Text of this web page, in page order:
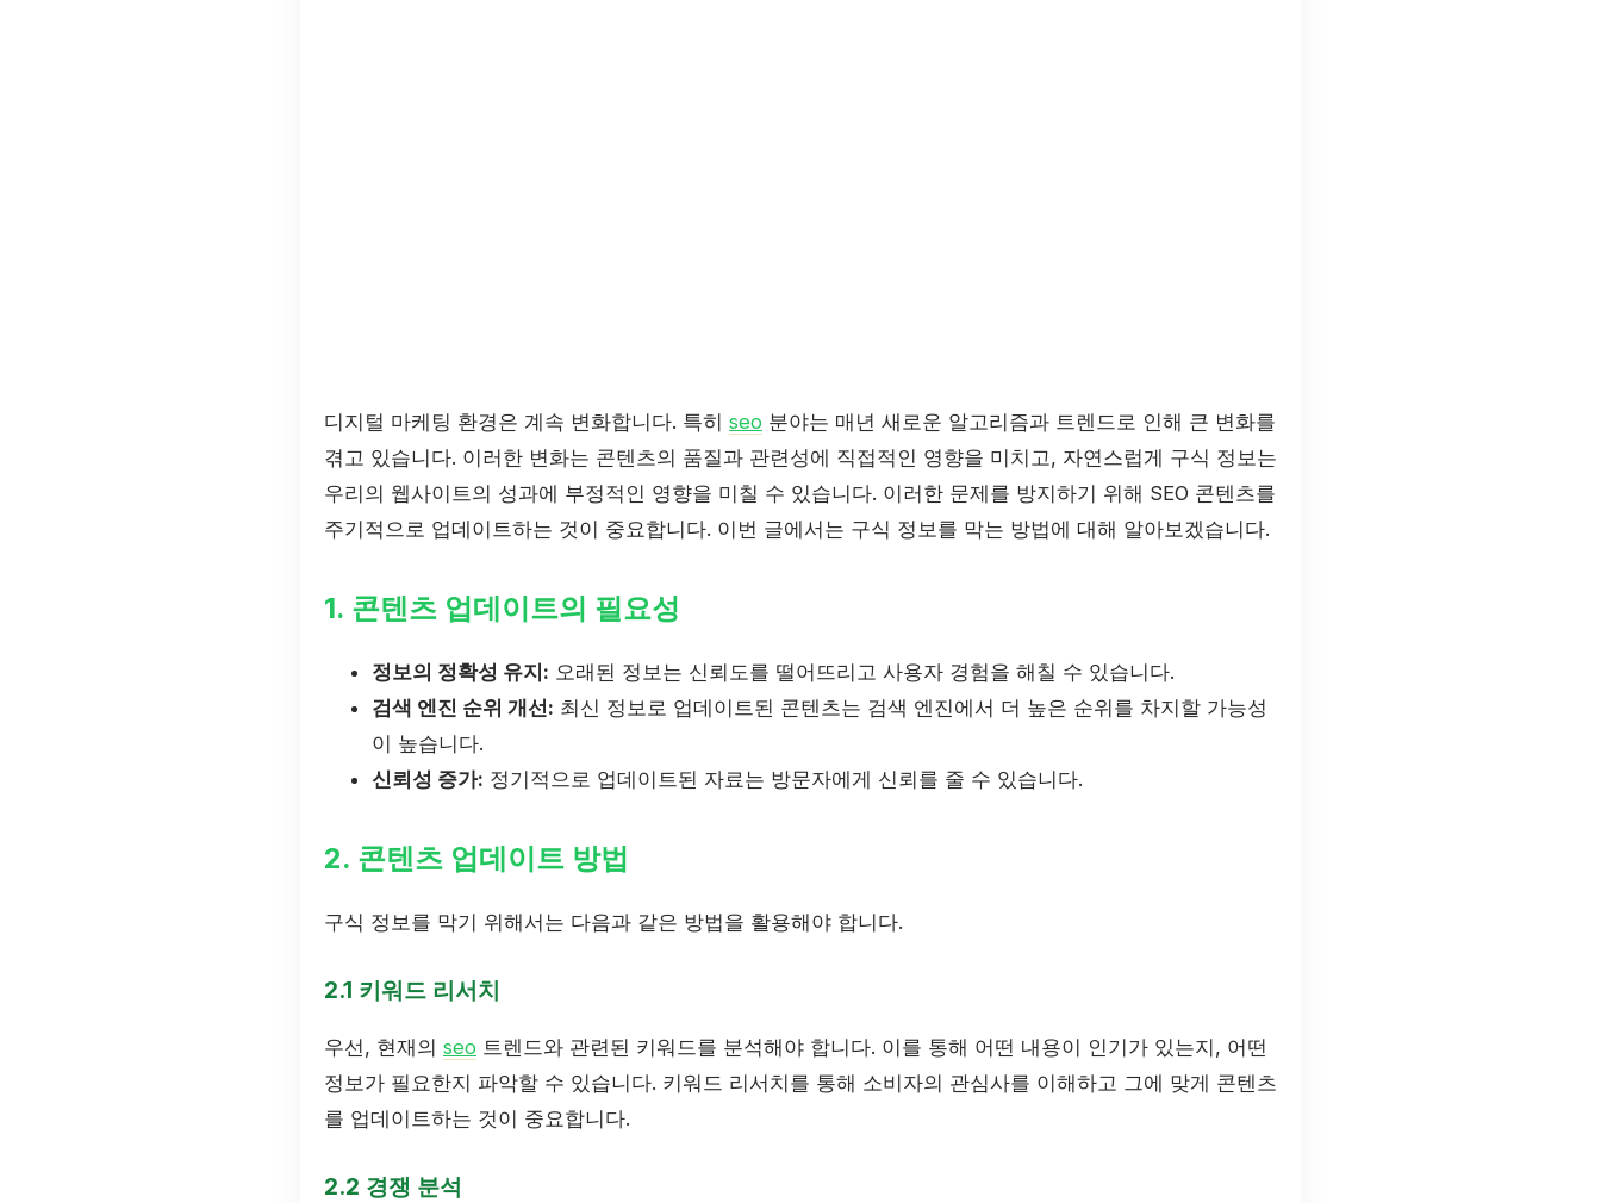
디지털 마케팅 환경은 계속 변화합니다. 특히 seo 분야는 매년 새로운 알고리즘과 트렌드로 인해 큰 변화를
겪고 있습니다. 이러한 변화는 콘텐츠의 품질과 관련성에 직접적인 영향을 미치고, 자연스럽게 구식 정보는
우리의 웹사이트의 성과에 부정적인 영향을 미칠 수 있습니다. 이러한 문제를 방지하기 위해 SEO 콘텐츠를
주기적으로 업데이트하는 것이 중요합니다. 이번 글에서는 구식 정보를 막는 방법에 대해 알아보겠습니다.
1. 콘텐츠 업데이트의 필요성
정보의 정확성 유지: 오래된 정보는 신뢰도를 떨어뜨리고 사용자 경험을 해칠 수 있습니다.
검색 엔진 순위 개선: 최신 정보로 업데이트된 콘텐츠는 검색 엔진에서 더 높은 순위를 차지할 가능성
이 높습니다.
신뢰성 증가: 정기적으로 업데이트된 자료는 방문자에게 신뢰를 줄 수 있습니다.
2. 콘텐츠 업데이트 방법
구식 정보를 막기 위해서는 다음과 같은 방법을 활용해야 합니다.
2.1 키워드 리서치
우선, 현재의 seo 트렌드와 관련된 키워드를 분석해야 합니다. 이를 통해 어떤 내용이 인기가 있는지, 어떤
정보가 필요한지 파악할 수 있습니다. 키워드 리서치를 통해 소비자의 관심사를 이해하고 그에 맞게 콘텐츠
를 업데이트하는 것이 중요합니다.
2.2 경쟁 분석